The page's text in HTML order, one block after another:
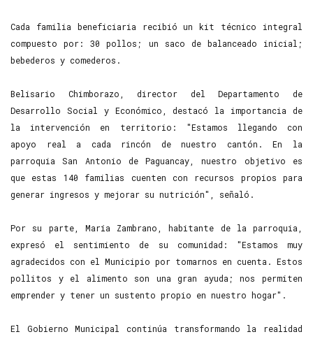
Cada familia beneficiaria recibió un kit técnico integral
compuesto por: 30 pollos; un saco de balanceado inicial;
bebederos y comederos.
Belisario Chimborazo, director del Departamento de
Desarrollo Social y Económico, destacó la importancia de
la intervención en territorio: "Estamos llegando con
apoyo real a cada rincón de nuestro cantón. En la
parroquia San Antonio de Paguancay, nuestro objetivo es
que estas 140 familias cuenten con recursos propios para
generar ingresos y mejorar su nutrición", señaló.
Por su parte, María Zambrano, habitante de la parroquia,
expresó el sentimiento de su comunidad: "Estamos muy
agradecidos con el Municipio por tomarnos en cuenta. Estos
pollitos y el alimento son una gran ayuda; nos permiten
emprender y tener un sustento propio en nuestro hogar".
El Gobierno Municipal continúa transformando la realidad